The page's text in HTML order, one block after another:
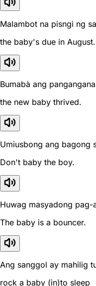
Malambot na pisngi ng
the baby's due in August.
Bumabà ang
the new baby thrived.
Umiusbong ang bagong
Don't baby the boy.
Huwag masyadong pag-
The baby is a bouncer.
Ang sanggol ay mahilig
rock a baby (in)to sleep